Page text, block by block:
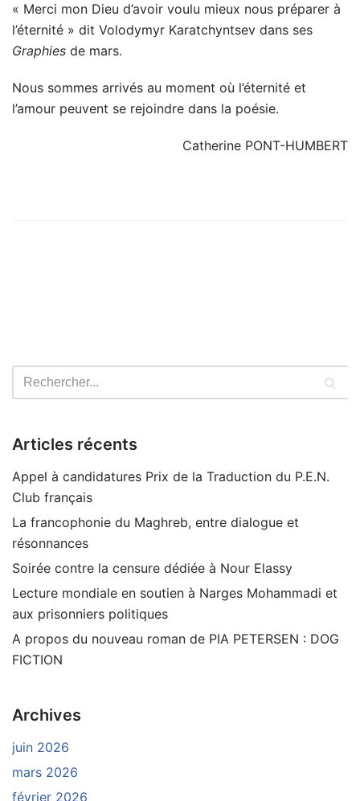
« Merci mon Dieu d’avoir voulu mieux nous préparer à
l’éternité » dit Volodymyr Karatchyntsev dans ses
Graphies de mars.
Nous sommes arrivés au moment où l’éternité et
l’amour peuvent se rejoindre dans la poésie.
Catherine PONT-HUMBERT
Articles récents
Appel à candidatures Prix de la Traduction du P.E.N.
Club français
La francophonie du Maghreb, entre dialogue et
résonnances
Soirée contre la censure dédiée à Nour Elassy
Lecture mondiale en soutien à Narges Mohammadi et
aux prisonniers politiques
A propos du nouveau roman de PIA PETERSEN : DOG
FICTION
Archives
juin 2026
mars 2026
février 2026